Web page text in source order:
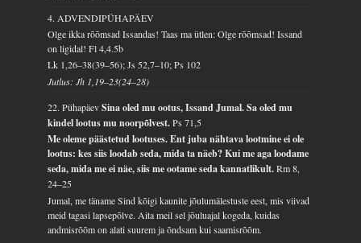
4. ADVENDIPÜHAPÄEV
Olge ikka rõõmsad Issandas! Taas ma ütlen: Olge rõõmsad! Issand
on ligidal!Fl 4,4.5b
Lk 1,26–38(39–56); Js 52,7–10; Ps 102
Jutlus: Jh 1,19–23(24–28)
22. PühapäevSina oled mu ootus, Issand Jumal. Sa oled mu
kindel lootus mu noorpõlvest.Ps 71,5
Me oleme päästetud lootuses. Ent juba nähtava lootmine ei ole
lootus: kes siis loodab seda, mida ta näeb? Kui me aga loodame
seda, mida me ei näe, siis me ootame seda kannatlikult.Rm 8,
24–25
Jumal, me täname Sind kõigi kaunite jõulumälestuste eest, mis viivad
meid tagasi lapsepõlve. Aita meil sel jõuluajal kogeda, kuidas
andmisrõõm on alati suurem ja õndsam kui saamisrõõm.